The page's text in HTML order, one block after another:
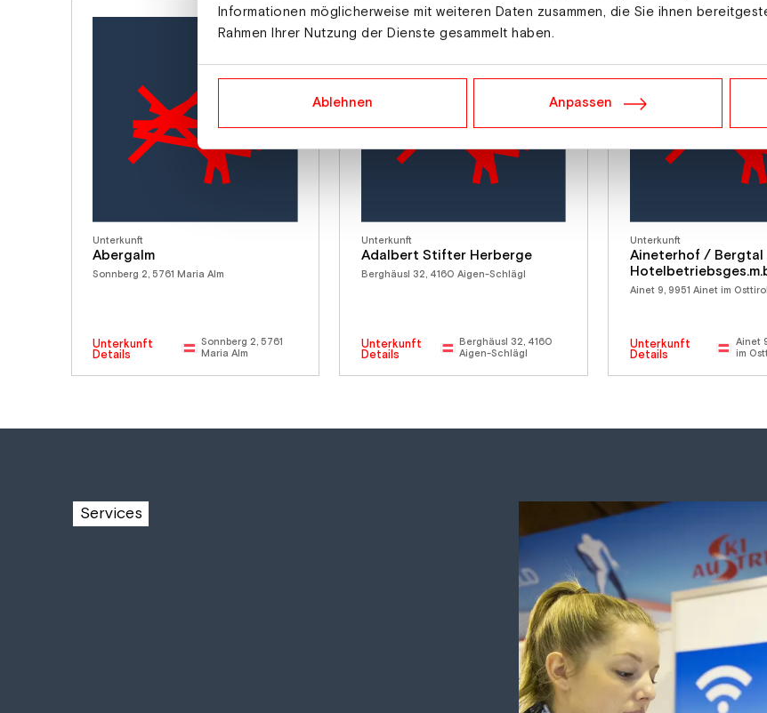
Informationen möglicherweise mit weiteren Daten zusammen, die Sie ihnen
Rahmen Ihrer Nutzung der Dienste gesammelt haben.
Ablehnen Anpassen
Unterkunft
Abergalm
Sonnberg 2, 5761 Maria Alm
Unterkunft
Details
Sonnberg 2, 5761
Maria Alm
Unterkunft
Adalbert Stifter Herberge
Berghäusl 32, 4160 Aigen-Schlägl
Unterkunft
Details
Berghäusl 32, 4160
Aigen-Schlägl
Unterkunft
Aineterhof / Bergtal
Ainet 9, 9951 Ainet im Osttirol
Unterkunft
Details
Ainet
im
Services